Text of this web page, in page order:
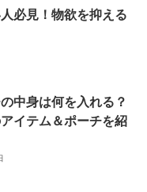
必見！物欲を抑える
中身は何を入れる？
イテム＆ポーチを紹